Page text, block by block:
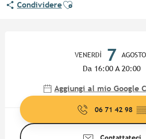
Condividere
VENERDÌ 7 AGOSTO
Da 16:00 A 20:00
Aggiungi al mio Google
06 71 42 98 ▒▒
Contattateci